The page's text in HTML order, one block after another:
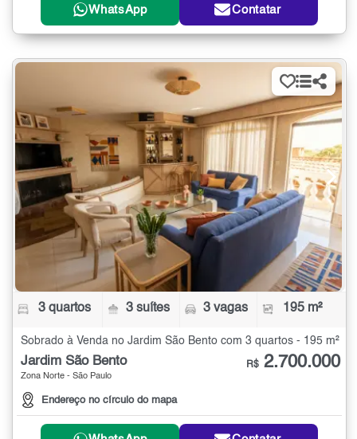
WhatsApp Contatar
3 quartos 3 suítes 3 vagas 195 m²
Sobrado à Venda no Jardim São Bento com 3 quartos - 195 m²
Jardim São Bento
Zona Norte - São Paulo
Endereço no círculo do mapa
R$ 2.700.000